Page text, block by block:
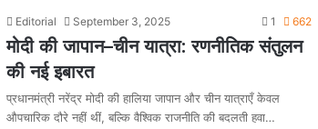
Editorial September 3, 2025 1 662
मोदी की जापान–चीन यात्रा: रणनीतिक संतुलन
की नई इबारत
प्रधानमंत्री नरेंद्र मोदी की हालिया जापान और चीन यात्राएँ केवल
औपचारिक दौरे नहीं थीं, बल्कि वैश्विक राजनीति की बदलती हवा…